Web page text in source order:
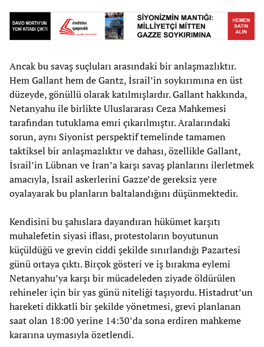
Ancak bu savaş suçluları arasındaki bir anlaşmazlıktır.
Hem Gallant hem de Gantz, İsrail’in soykırımına en üst
düzeyde, gönüllü olarak katılmışlardır. Gallant hakkında,
Netanyahu ile birlikte Uluslararası Ceza Mahkemesi
tarafından tutuklama emri çıkarılmıştır. Aralarındaki
sorun, aynı Siyonist perspektif temelinde tamamen
taktiksel bir anlaşmazlıktır ve dahası, özellikle Gallant,
İsrail’in Lübnan ve İran’a karşı savaş planlarını ilerletmek
amacıyla, İsrail askerlerini Gazze’de gereksiz yere
oyalayarak bu planların baltalandığını düşünmektedir.
Kendisini bu şahıslara dayandıran hükümet karşıtı
muhalefetin siyasi iflası, protestoların boyutunun
küçüldüğü ve grevin ciddi şekilde sınırlandığı Pazartesi
günü ortaya çıktı. Birçok gösteri ve iş bırakma eylemi
Netanyahu’ya karşı bir mücadeleden ziyade öldürülen
rehineler için bir yas günü niteliği taşıyordu. Histadrut’un
hareketi dikkatli bir şekilde yönetmesi, grevi planlanan
saat olan 18:00 yerine 14:30’da sona erdiren mahkeme
kararına uymasıyla özetlendi.